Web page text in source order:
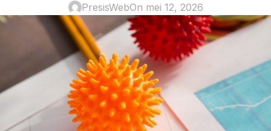
PresisWebOn mei 12, 2026